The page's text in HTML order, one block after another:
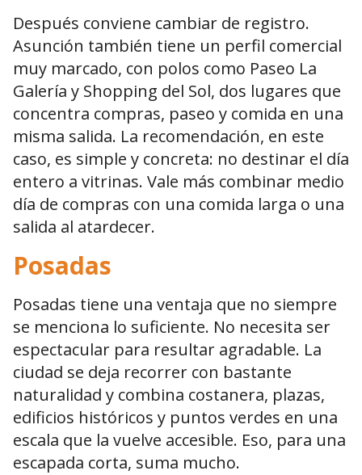
Después conviene cambiar de registro.
Asunción también tiene un perfil comercial
muy marcado, con polos como Paseo La
Galería y Shopping del Sol, dos lugares que
concentra compras, paseo y comida en una
misma salida. La recomendación, en este
caso, es simple y concreta: no destinar el día
entero a vitrinas. Vale más combinar medio
día de compras con una comida larga o una
salida al atardecer.
Posadas
Posadas tiene una ventaja que no siempre
se menciona lo suficiente. No necesita ser
espectacular para resultar agradable. La
ciudad se deja recorrer con bastante
naturalidad y combina costanera, plazas,
edificios históricos y puntos verdes en una
escala que la vuelve accesible. Eso, para una
escapada corta, suma mucho.